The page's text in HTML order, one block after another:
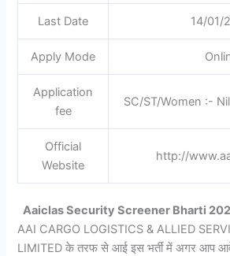
Last Date 14/01/
Apply Mode
Application
fee
SC/ST/Women :-
Official
Website
http://
Aaiclas Security Screener Bharti
AAI CARGO LOGISTICS & ALLIED
LIMITED के तरफ से आई इस भर्ती में अगर आप